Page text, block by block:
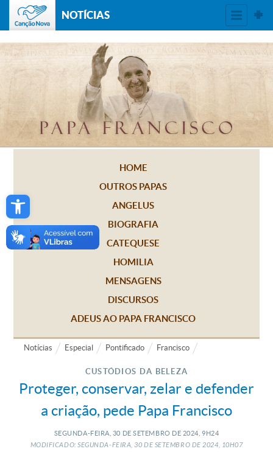
Open toolbar
NOTÍCIAS
HOME
OUTROS PAPAS
ANGELUS
BIOGRAFIA
CATEQUESE
HOMILIA
MENSAGENS
DISCURSOS
ADEUS AO PAPA FRANCISCO
Notícias Especial Pontificado Francisco
CUSTÓDIOS DA BELEZA
Proteger, conservar, zelar e defender
a criação, pede Papa Francisco
SEGUNDA-FEIRA, 30 DE SETEMBRO DE 2024, 9H24
MODIFICADO: SEGUNDA-FEIRA, 30 DE SETEMBRO DE2024, 10H07